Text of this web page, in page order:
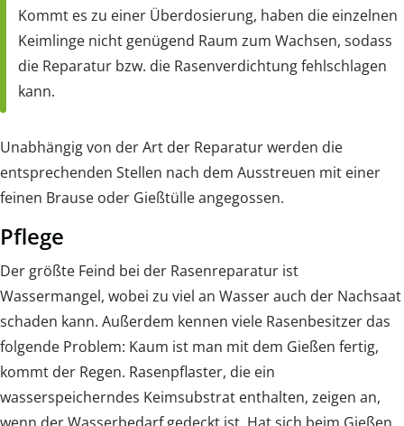
Kommt es zu einer Überdosierung, haben die einzelnen
Keimlinge nicht genügend Raum zum Wachsen, sodass
die Reparatur bzw. die Rasenverdichtung fehlschlagen
kann.
Unabhängig von der Art der Reparatur werden die
entsprechenden Stellen nach dem Ausstreuen mit einer
feinen Brause oder Gießtülle angegossen.
Pflege
Der größte Feind bei der Rasenreparatur ist
Wassermangel, wobei zu viel an Wasser auch der Nachsaat
schaden kann. Außerdem kennen viele Rasenbesitzer das
folgende Problem: Kaum ist man mit dem Gießen fertig,
kommt der Regen. Rasenpflaster, die ein
wasserspeicherndes Keimsubstrat enthalten, zeigen an,